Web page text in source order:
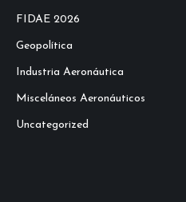
FIDAE 2026
Geopolítica
Industria Aeronáutica
Misceláneos Aeronáuticos
Uncategorized